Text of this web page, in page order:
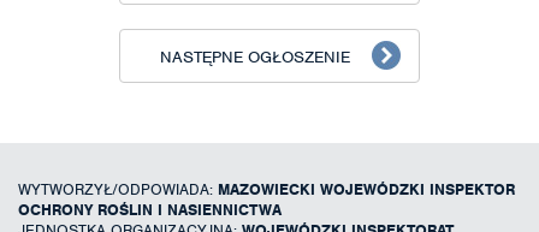
NASTĘPNE OGŁOSZENIE
WYTWORZYŁ/ODPOWIADA: MAZOWIECKI WOJEWÓDZKI INSPEKTOR
OCHRONY ROŚLIN I NASIENNICTWA